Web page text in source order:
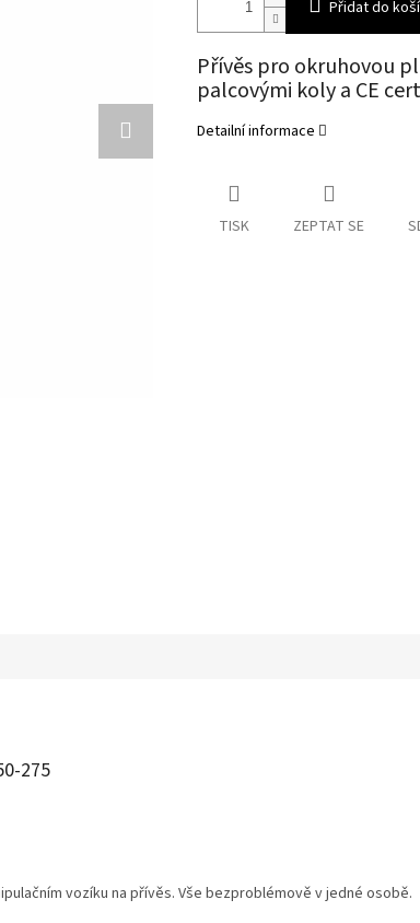
Přidat do
Přívěs pro okruhovou
palcovými koly a CE
Detailní informace
TISK ZEPTAT SE
275
vozíku na přívěs. Vše bezproblémově v jedné osobě.